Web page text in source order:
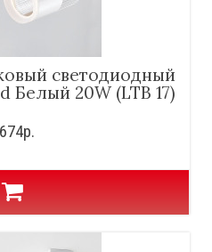
светодиодный
Белый 20W (LTB 17)